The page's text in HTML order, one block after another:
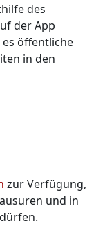
des
der App
öffentliche
in den
zur Verfügung,
und in